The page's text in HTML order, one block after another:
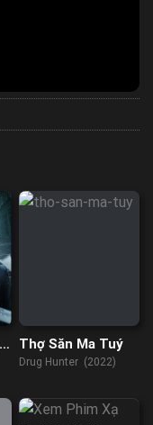
Thợ Săn Ma Tuý
Drug Hunter (2022)